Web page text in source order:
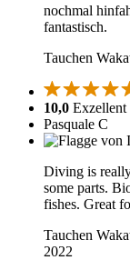
nochmal
fantastisch.
Tauchen
10,0 Exzellent
Pasquale C
Diving is
some parts.
fishes. Great
Tauchen
2022